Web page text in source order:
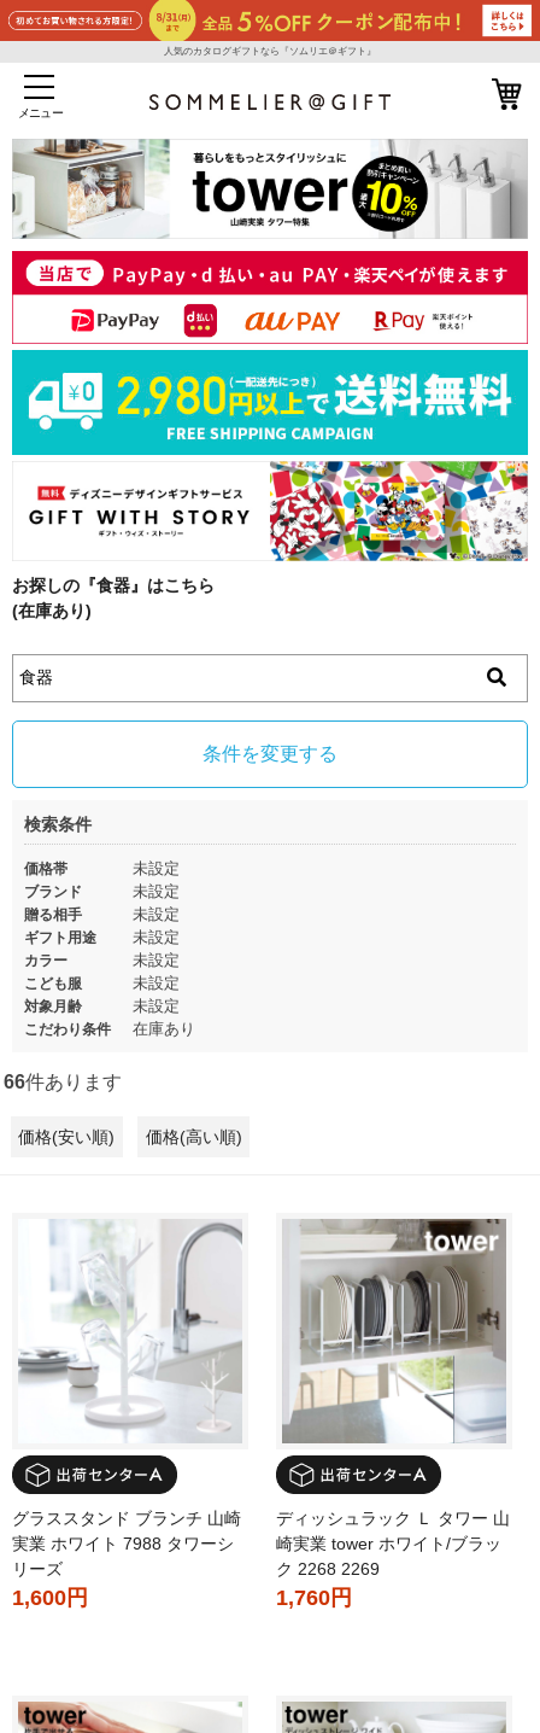
人気のカタログギフトなら『ソムリエ＠ギフト』
メニュー
お探しの『食器』はこちら
(在庫あり)
条件を変更する
検索条件
価格帯 未設定
ブランド 未設定
贈る相手 未設定
ギフト用途 未設定
カラー 未設定
こども服 未設定
対象月齢 未設定
こだわり条件 在庫あり
66件あります
価格(安い順) 価格(高い順)
グラススタンド ブランチ 山崎
実業 ホワイト 7988 タワーシ
リーズ
1,600円
ディッシュラック Ｌ タワー 山
崎実業 tower ホワイト/ブラッ
ク 2268 2269
1,760円